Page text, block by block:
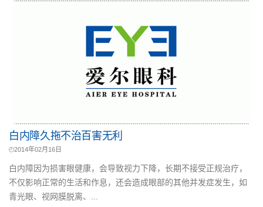
白内障久拖不治百害无利
2014年02月16日
白内障因为损害眼健康，会导致视力下降，长期不接受正规治疗，
不仅影响正常的生活和作息，还会造成眼部的其他并发症发生，如
青光眼、视网膜脱离、...